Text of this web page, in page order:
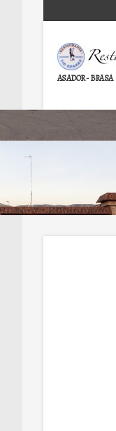
ASADOR - BRASA